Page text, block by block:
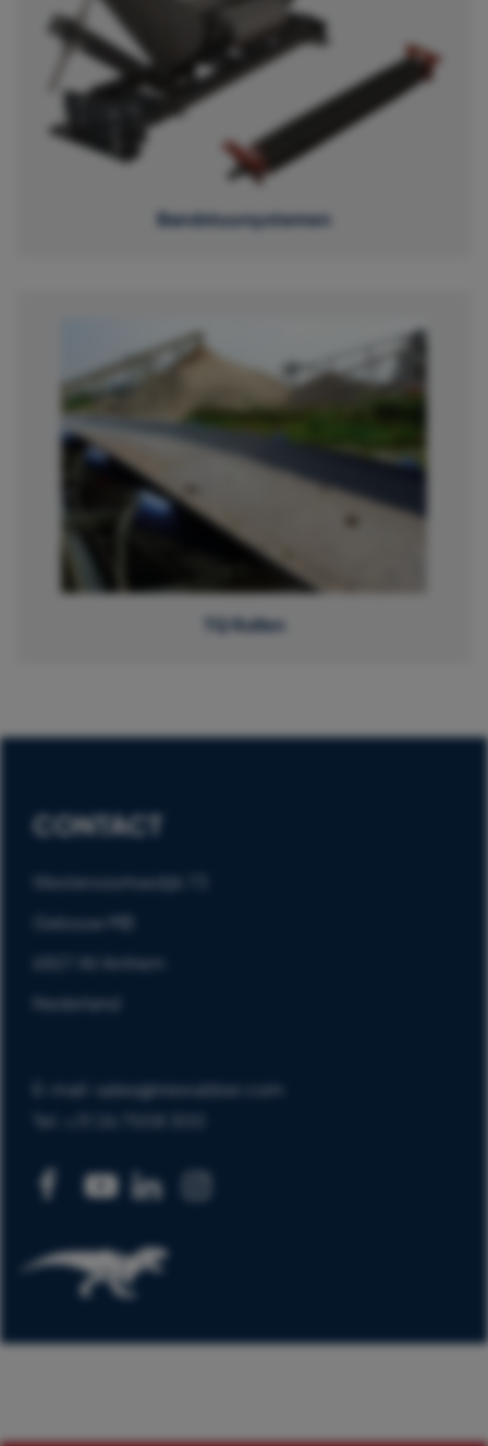
Bandstuursystemen
TQ Rollen
CONTACT
Westervoortsedijk 73
Gebouw MB
6827 AV Arnhem
Nederland
E-mail: sales@trexrubber.com